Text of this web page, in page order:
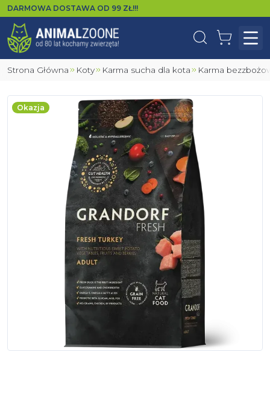
DARMOWA DOSTAWA OD 99 ZŁ!!!
WyszukajKoszyk
Strona Główna Koty Karma sucha dla kota Karma
Okazja